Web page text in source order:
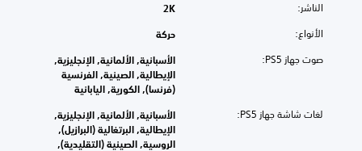
الناشر: 2K
الأنواع: حركة
صوت جهاز PS5:
الأسبانية, الألمانية, الإنجليزية,
الإيطالية, الصينية, الفرنسية
(فرنسا), الكورية, اليابانية
لغات شاشة جهاز PS5:
الأسبانية, الألمانية, الإنجليزية,
الإيطالية, البرتغالية (البرازيل),
الروسية, الصينية (التقليدية),